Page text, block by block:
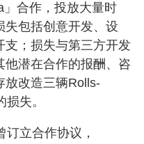
合作，投放大量时
失包括创意开发、设
支；损失与第三方开发
潜在合作的报酬、咨
放改造三辆Rolls-
失。
立合作协议，